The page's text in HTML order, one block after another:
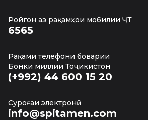
Ройгон аз рақамҳои мобилии ҶТ
6565
Рақами телефони боварии
Бонки миллии Тоҷикистон
(+992) 44 600 15 20
Суроғаи электронӣ
info@spitamen.com